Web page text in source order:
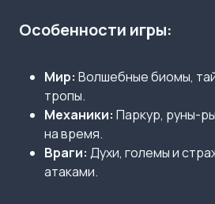
Особенности игры:
Мир: Волшебные биомы,
тропы.
Механики: Паркур, руны-
на время.
Враги: Духи, големы и
атаками.